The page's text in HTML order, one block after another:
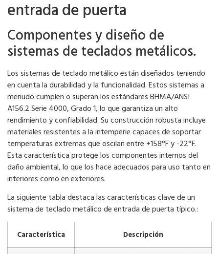
entrada de puerta
Componentes y diseño de
sistemas de teclados metálicos.
Los sistemas de teclado metálico están diseñados teniendo
en cuenta la durabilidad y la funcionalidad. Estos sistemas a
menudo cumplen o superan los estándares BHMA/ANSI
A156.2 Serie 4000, Grado 1, lo que garantiza un alto
rendimiento y confiabilidad. Su construcción robusta incluye
materiales resistentes a la intemperie capaces de soportar
temperaturas extremas que oscilan entre +158°F y -22°F.
Esta característica protege los componentes internos del
daño ambiental, lo que los hace adecuados para uso tanto en
interiores como en exteriores.
La siguiente tabla destaca las características clave de un
sistema de teclado metálico de entrada de puerta típico.:
Característica Descripción